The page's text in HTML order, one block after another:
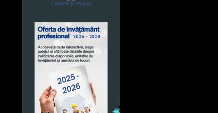
Crează-ţi insigna